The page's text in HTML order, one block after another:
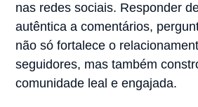
nas redes sociais. Responder
autêntica a comentários,
não só fortalece o
seguidores, mas também
comunidade leal e engajada.